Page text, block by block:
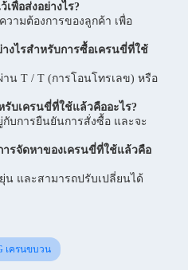
พื่อส่งอย่างไร?
ามต้องการของลูกค้า เพื่อ
างไรสําหรับการซื้อเครนขี่ที่ใช้
น T / T (การโอนโทรเลข) หรือ
รับเครนขี่ที่ใช้แล้วคืออะไร?
กับการยืนยันการสั่งซื้อ และจะ
รจัดหาของเครนขี่ที่ใช้แล้วคือ
น และสามารถปรับเปลี่ยนได้
เครนขบวน